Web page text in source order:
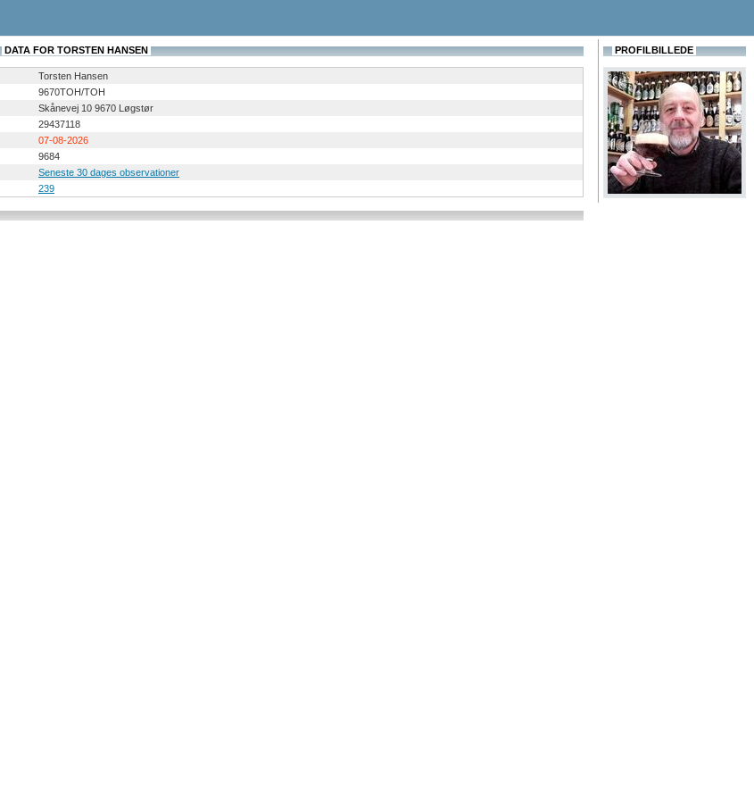
PROFILBILLEDE
DATA FOR TORSTEN HANSEN
Torsten Hansen
9670TOH/TOH
Skånevej 10 9670 Løgstør
29437118
07-08-2026
9684
Seneste 30 dages observationer
239